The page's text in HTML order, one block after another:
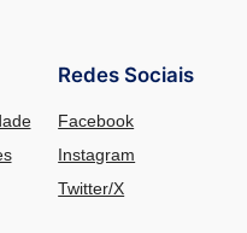
Redes Sociais
Facebook
Instagram
Twitter/X